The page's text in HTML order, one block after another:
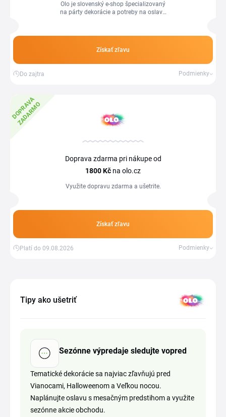
hodnotu objednávky.Olo je slovenský e-shop špecializovaný
na párty dekorácie a potreby na oslavy,
Získať zľavu
Do zajtra Podmienky
D
O
P
R
A
V
A
Z
A
D
A
R
M
O
Doprava zdarma pri nákupe od
1800 Kč na olo.cz
Využite dopravu zdarma a ušetrite.
Získať zľavu
Platí do 09.08.2026 Podmienky
Tipy ako ušetriť
Sezónne výpredaje sledujte vopred
Tematické dekorácie sa najviac zľavňujú pred
Vianocami, Halloweenom a Veľkou nocou.
Naplánujte oslavu s mesačným predstihom a využite
sezónne akcie obchodu.